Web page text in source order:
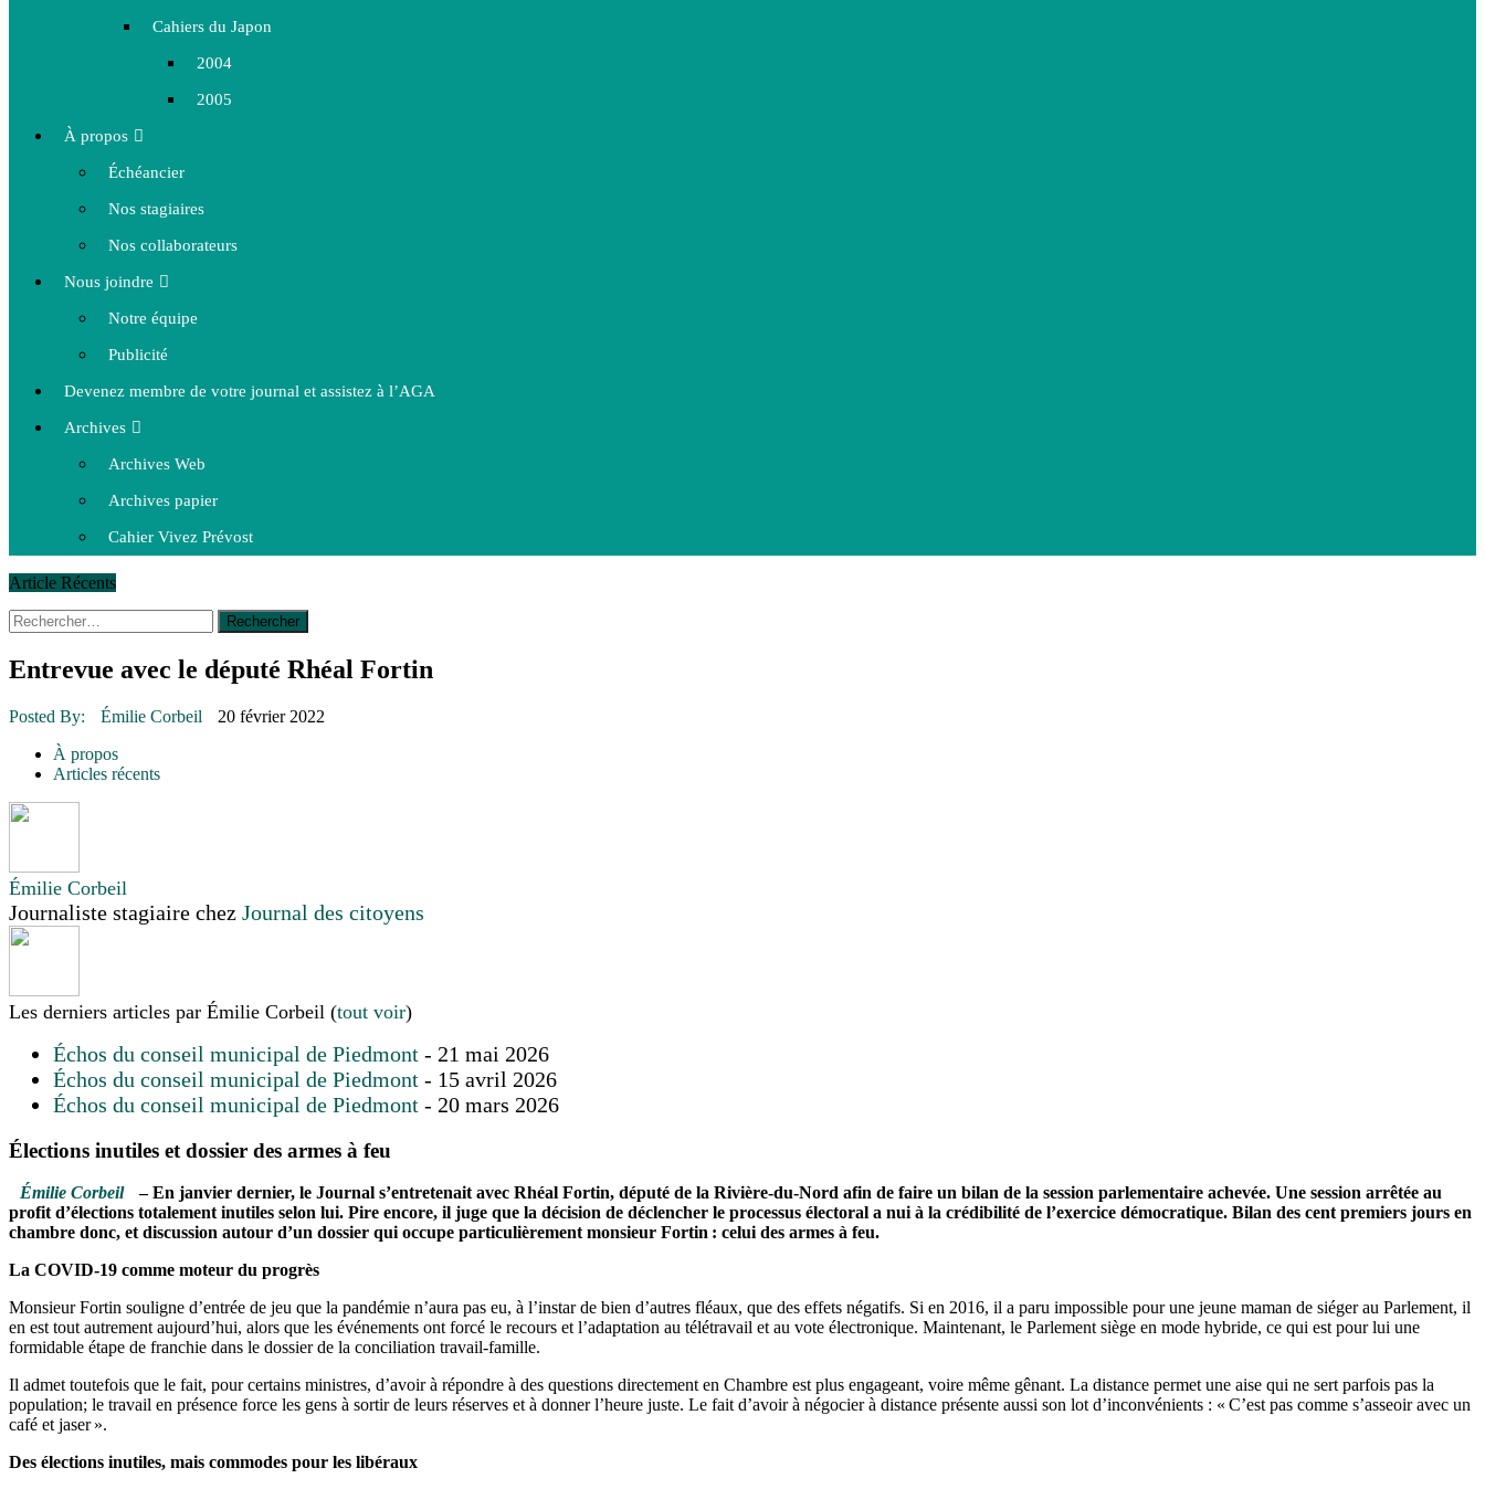
Cahiers du Japon
2004
2005
À propos
Échéancier
Nos stagiaires
Nos collaborateurs
Nous joindre
Notre équipe
Publicité
Devenez membre de votre journal et assistez à l’AGA
Archives
Archives Web
Archives papier
Cahier Vivez Prévost
Article Récents
30 juin 2015
Fantaisie et créativité en mode jeunesse
16 juillet 2026 | Une Saint-Jean rassembleuse
16 juillet 2026 | POLITIQUE
16 juillet 2026 | COMMUNAUTAIRE
14 octobre 2015
Le rendez-vous des bolides
Rechercher :
Entrevue avec le député Rhéal Fortin
Posted By: Émilie Corbeil
20 février 2022
À propos
Articles récents
Émilie Corbeil
Journaliste stagiaire chez Journal des citoyens
Les derniers articles par Émilie Corbeil (tout voir)
Échos du conseil municipal de Piedmont - 21 mai 2026
Échos du conseil municipal de Piedmont - 15 avril 2026
Échos du conseil municipal de Piedmont - 20 mars 2026
Élections inutiles et dossier des armes à feu
Émilie Corbeil
– En janvier dernier, le Journal s’entretenait avec Rhéal Fortin, député de la Rivière-du-Nord afin de faire un bilan de la session parlementaire achevée. Une session arrêtée au
profit d’élections totalement inutiles selon lui. Pire encore, il juge que la décision de déclencher le processus électoral a nui à la crédibilité de l’exercice démocratique. Bilan des cent premiers jours en
chambre donc, et discussion autour d’un dossier qui occupe particulièrement monsieur Fortin : celui des armes à feu.
La COVID-19 comme moteur du progrès
Monsieur Fortin souligne d’entrée de jeu que la pandémie n’aura pas eu, à l’instar de bien d’autres fléaux, que des effets négatifs. Si en 2016, il a paru impossible pour une jeune maman de siéger au Parlement, il
en est tout autrement aujourd’hui, alors que les événements ont forcé le recours et l’adaptation au télétravail et au vote électronique. Maintenant, le Parlement siège en mode hybride, ce qui est pour lui une
formidable étape de franchie dans le dossier de la conciliation travail-famille.
Il admet toutefois que le fait, pour certains ministres, d’avoir à répondre à des questions directement en Chambre est plus engageant, voire même gênant. La distance permet une aise qui ne sert parfois pas la
population; le travail en présence force les gens à sortir de leurs réserves et à donner l’heure juste. Le fait d’avoir à négocier à distance présente aussi son lot d’inconvénients : « C’est pas comme s’asseoir avec un
café et jaser ».
Des élections inutiles, mais commodes pour les libéraux